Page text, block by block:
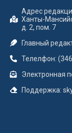
Адрес
Ханты-
д. 2, пом. 7
Главный
Телелфон:
Электронная
Поддержка: